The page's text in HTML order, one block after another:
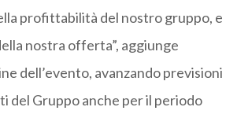
profittabilità del nostro gruppo, e
nostra offerta”, aggiunge
dell’evento, avanzando previsioni
del Gruppo anche per il periodo